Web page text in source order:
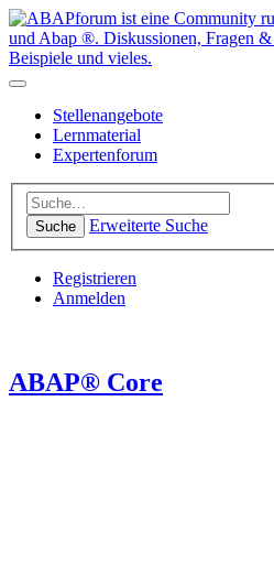
Stellenangebote
Lernmaterial
Expertenforum
Suche Erweiterte Suche
Registrieren
Anmelden
ABAP® Core